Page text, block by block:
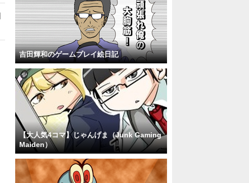
吉田輝和のゲームプレイ絵日記
【大人気4コマ】じゃんげま（Junk Gaming
Maiden）